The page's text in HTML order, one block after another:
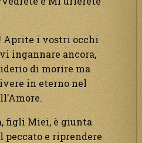
Aprite i vostri occhi
ingannare ancora,
di morire ma
in eterno nel
figli Miei, è giunta
peccato e riprendere